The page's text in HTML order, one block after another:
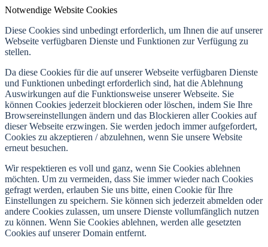
Notwendige Website Cookies
Diese Cookies sind unbedingt erforderlich, um Ihnen die auf unserer
Webseite verfügbaren Dienste und Funktionen zur Verfügung zu
stellen.
Da diese Cookies für die auf unserer Webseite verfügbaren Dienste
und Funktionen unbedingt erforderlich sind, hat die Ablehnung
Auswirkungen auf die Funktionsweise unserer Webseite. Sie
können Cookies jederzeit blockieren oder löschen, indem Sie Ihre
Browsereinstellungen ändern und das Blockieren aller Cookies auf
dieser Webseite erzwingen. Sie werden jedoch immer aufgefordert,
Cookies zu akzeptieren / abzulehnen, wenn Sie unsere Website
erneut besuchen.
Wir respektieren es voll und ganz, wenn Sie Cookies ablehnen
möchten. Um zu vermeiden, dass Sie immer wieder nach Cookies
gefragt werden, erlauben Sie uns bitte, einen Cookie für Ihre
Einstellungen zu speichern. Sie können sich jederzeit abmelden oder
andere Cookies zulassen, um unsere Dienste vollumfänglich nutzen
zu können. Wenn Sie Cookies ablehnen, werden alle gesetzten
Cookies auf unserer Domain entfernt.